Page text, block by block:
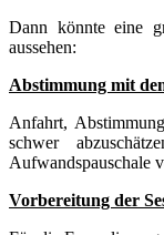
Dann könnte eine
aussehen:
Abstimmung mit
Anfahrt,
schwer
Aufwandspauschale
Vorbereitung der